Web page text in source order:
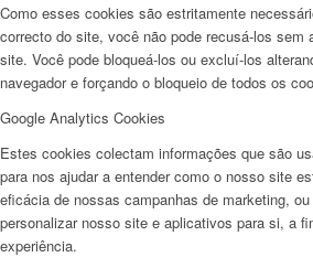
Como esses cookies são estritamente
correcto do site, você não pode recusá-los sem
site. Você pode bloqueá-los ou excluí-los
navegador e forçando o bloqueio de todos os
Google Analytics Cookies
Estes cookies colectam informações que são
para nos ajudar a entender como o nosso site
eficácia de nossas campanhas de marketing,
personalizar nosso site e aplicativos para si, a
experiência.